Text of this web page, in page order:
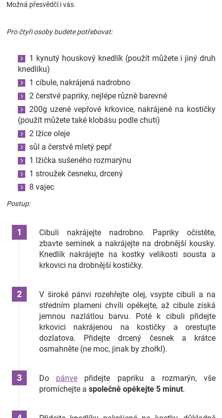
Možná přesvědčí i vás.
Pro čtyři osoby budete potřebovat:
1 kynutý houskový knedlík (použít můžete i jiný druh
knedlíku)
1 cibule, nakrájená nadrobno
2 čerstvé papriky, nejlépe různě barevné
200g uzené vepřové krkovice, nakrájené na kostičky
(použít můžete také klobásu podle chuti)
2 lžíce oleje
sůl a čerstvě mletý pepř
1 lžička sušeného rozmarýnu
1 stroužek česneku, drcený
8 vajec
Postup:
Cibuli nakrájejte nadrobno. Papriky očistěte,
zbavte semínek a nakrájejte na drobnější kousky.
Knedlík nakrájejte na kostky velikosti sousta a
krkovici na drobnější kostičky.
V široké pánvi rozehřejte olej, vsypte cibuli a na
středním plameni chvíli opékejte, až cibule získá
jemnou nazlátlou barvu. Poté k cibuli přidejte
krkovici nakrájenou na kostičky a orestujte
dozlatova. Přidejte drcený česnek a krátce
osmahněte (ne moc, jinak by zhořkl).
Do pánve přidejte papriku a rozmarýn, vše
promíchejte a společně opékejte 5 minut.